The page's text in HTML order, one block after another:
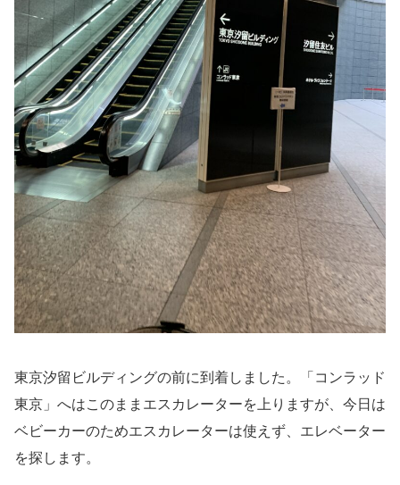
東京汐留ビルディングの前に到着しました。「コンラッド
東京」へはこのままエスカレーターを上りますが、今日は
ベビーカーのためエスカレーターは使えず、エレベーター
を探します。